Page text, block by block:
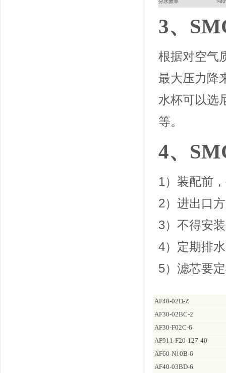
分水效率
3、
根据对空气
最大压力降
水杯可以选
等。
4、
1）装配前
2）进出口
3）不得安
4）定期排
5）滤芯要
AF40-02D-Z
AF30-02BC-2
AF30-F02C-6
AF911-F20-127-40
AF60-N10B-6
AF40-03BD-6